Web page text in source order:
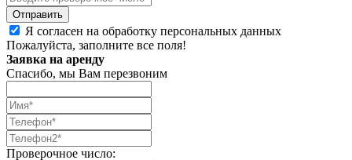
Я согласен на обработку персональных данных
Пожалуйста, заполните все поля!
Заявка на аренду
Спасибо, мы Вам перезвоним
Проверочное число: